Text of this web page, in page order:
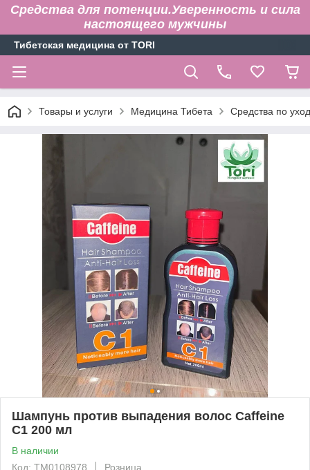
Средства для потенции.Уверенность и сила
настоящего мужчины
Тибетская медицина от TORI
Товары и услуги Медицина Тибета Средства по
Шампунь против выпадения волос Caffeine
C1 200 мл
В наличии
Код: ТМ0108978
Розница